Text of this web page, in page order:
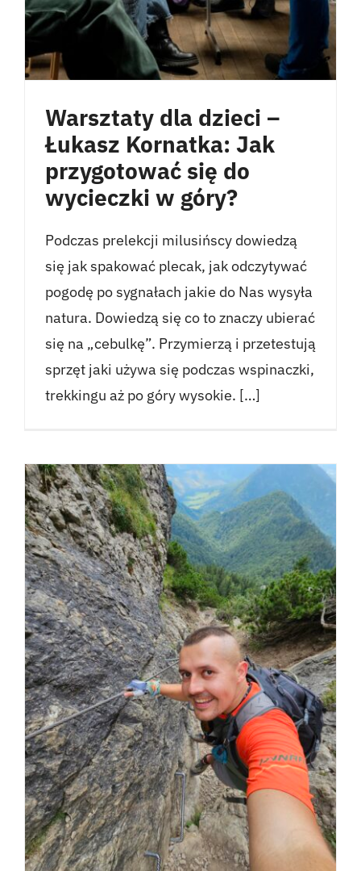
Warsztaty dla dzieci –
Łukasz Kornatka: Jak
przygotować się do
wycieczki w góry?
Podczas prelekcji milusińscy dowiedzą
się jak spakować plecak, jak odczytywać
pogodę po sygnałach jakie do Nas wysyła
natura. Dowiedzą się co to znaczy ubierać
się na „cebulkę”. Przymierzą i przetestują
sprzęt jaki używa się podczas wspinaczki,
trekkingu aż po góry wysokie. […]